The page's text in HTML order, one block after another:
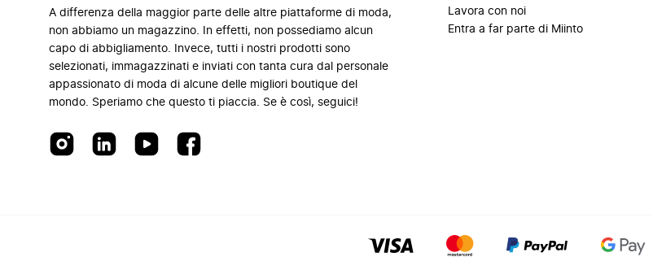
A differenza della maggior parte delle altre piattaforme di moda,
non abbiamo un magazzino. In effetti, non possediamo alcun
capo di abbigliamento. Invece, tutti i nostri prodotti sono
selezionati, immagazzinati e inviati con tanta cura dal personale
appassionato di moda di alcune delle migliori boutique del
mondo. Speriamo che questo ti piaccia. Se è così, seguici!
Lavora con noi
Entra a far parte di Miinto